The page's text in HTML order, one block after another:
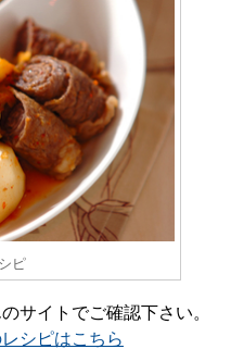
ピ
サイトでご確認下さい。
シピはこちら